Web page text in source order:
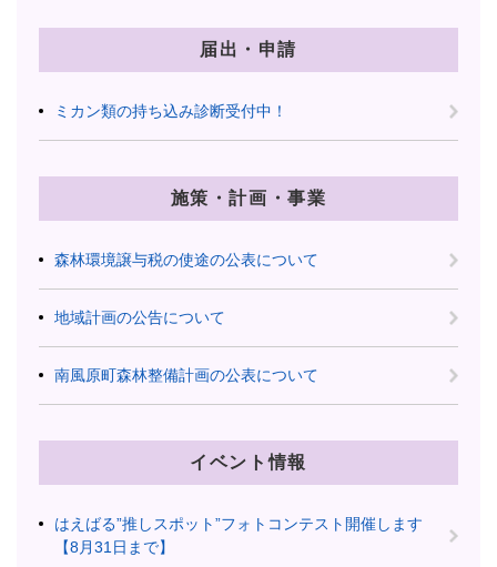
届出・申請
ミカン類の持ち込み診断受付中！
施策・計画・事業
森林環境譲与税の使途の公表について
地域計画の公告について
南風原町森林整備計画の公表について
イベント情報
はえばる”推しスポット”フォトコンテスト開催します
【8月31日まで】